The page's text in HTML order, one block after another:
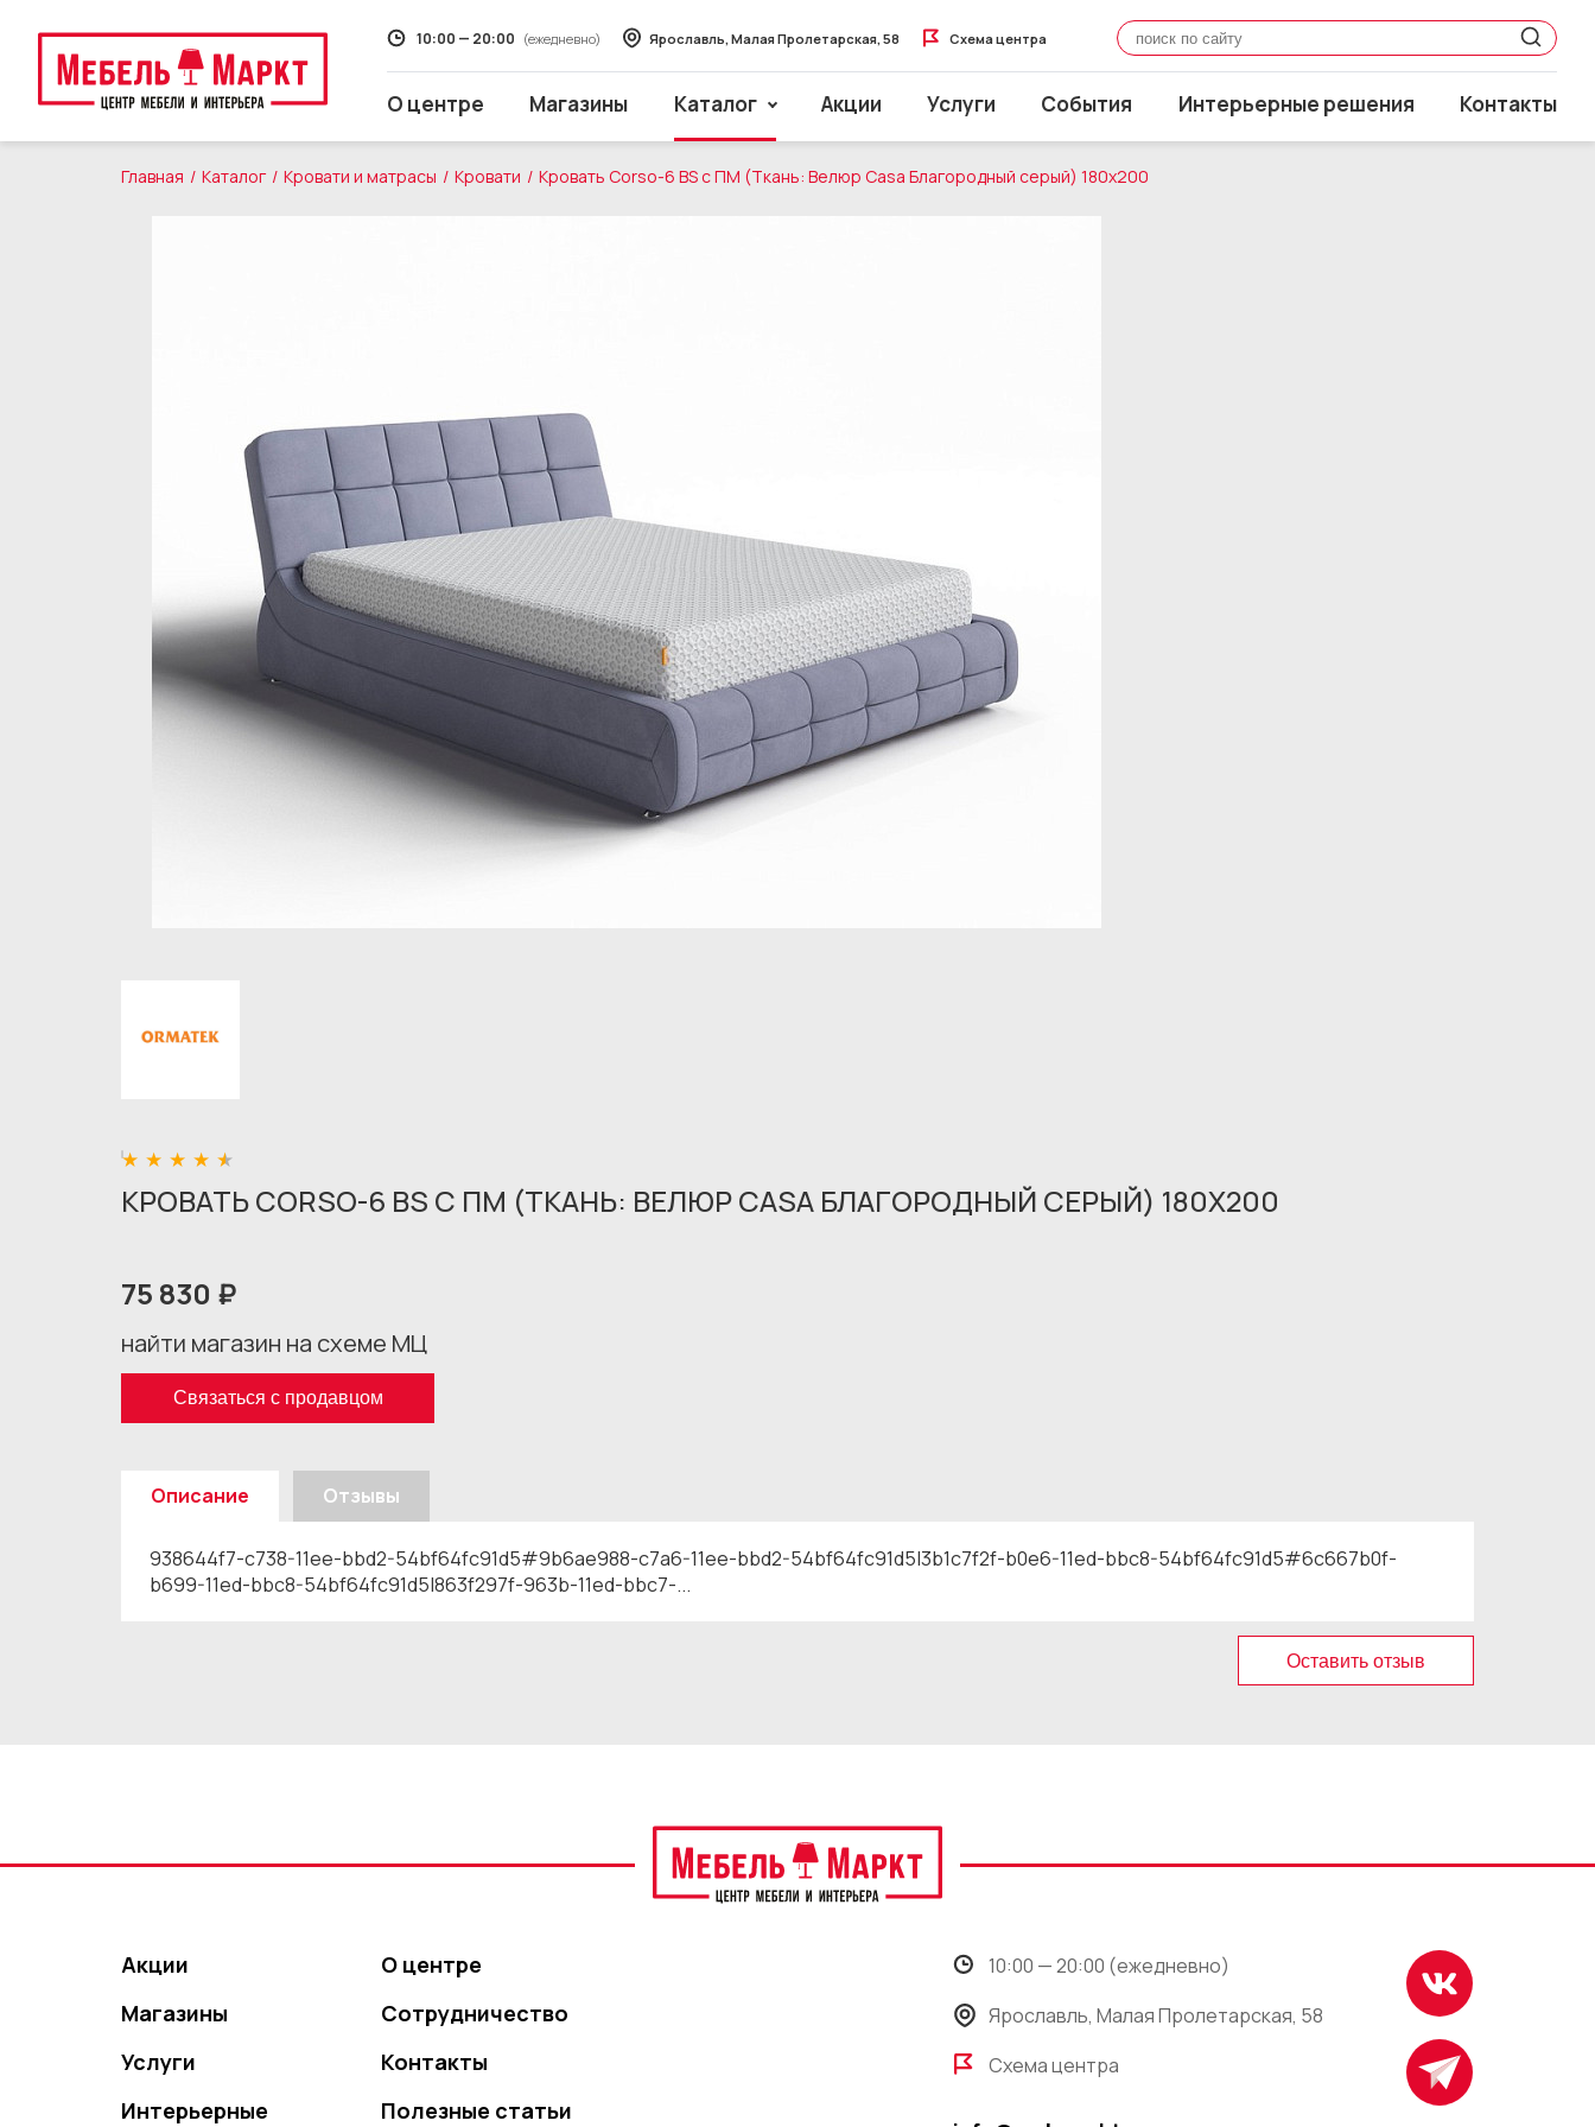
О центре Магазины
Столы и стулья
Стеллажи и полки
Товары для дома
Бренды
Каталог Акции Услуги События Интерьерные решения Контакты
10:00 — 20:00 (ежедневно) Ярославль, Малая Пролетарская, 58 Схема центра
Главная Каталог Кровати и матрасы Кровати Кровать Corso-6 BS с ПМ (Ткань: Велюр Casa Благородный серый) 180x200
КРОВАТЬ CORSO-6 BS С ПМ (ТКАНЬ: ВЕЛЮР CASA БЛАГОРОДНЫЙ СЕРЫЙ) 180X200
75 830 ₽
найти магазин на схеме МЦ
Связаться с продавцом
Описание Отзывы
938644f7-c738-11ee-bbd2-54bf64fc91d5#9b6ae988-c7a6-11ee-bbd2-54bf64fc91d5|3b1c7f2f-b0e6-11ed-bbc8-54bf64fc91d5#6c667b0f-
b699-11ed-bbc8-54bf64fc91d5|863f297f-963b-11ed-bbc7-...
Оставить отзыв
Акции
Магазины
Услуги
Интерьерные
О центре
Сотрудничество
Контакты
Полезные статьи
10:00 — 20:00 (ежедневно)
Ярославль, Малая Пролетарская, 58
Схема центра